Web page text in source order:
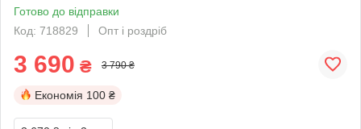
Готово до відправки
Код: 718829
Опт і роздріб
3 690 ₴ 3 790 ₴
Економія 100 ₴